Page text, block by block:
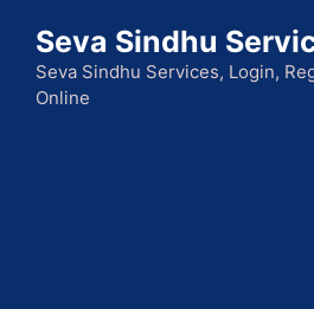
content
Seva Sindhu
Seva Sindhu Services, Login,
Online